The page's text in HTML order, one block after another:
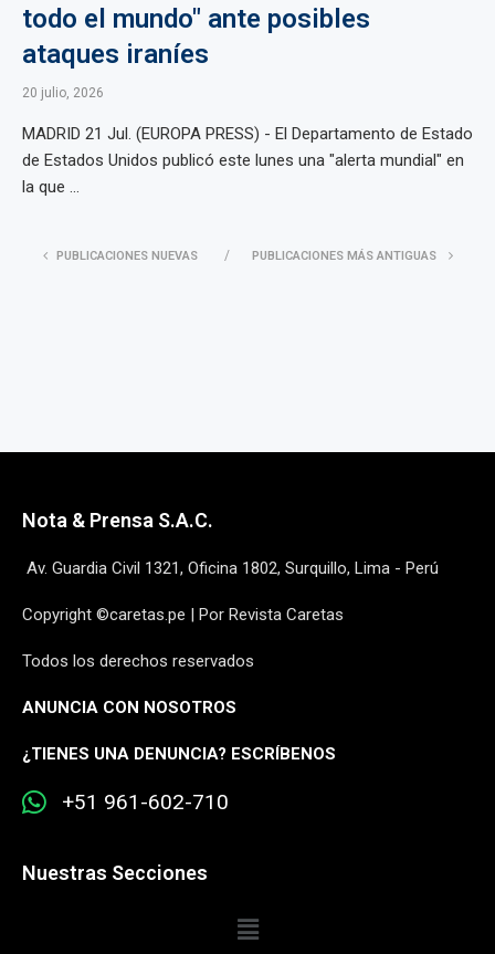
todo el mundo" ante posibles
ataques iraníes
20 julio, 2026
MADRID 21 Jul. (EUROPA PRESS) - El Departamento de Estado
de Estados Unidos publicó este lunes una "alerta mundial" en
la que ...
PUBLICACIONES NUEVAS PUBLICACIONES MÁS ANTIGUAS
Nota & Prensa S.A.C.
Av. Guardia Civil 1321, Oficina 1802, Surquillo, Lima - Perú
Copyright ©caretas.pe | Por Revista Caretas
Todos los derechos reservados
ANUNCIA CON NOSOTROS
¿TIENES UNA DENUNCIA? ESCRÍBENOS
+51 961-602-710
Nuestras Secciones